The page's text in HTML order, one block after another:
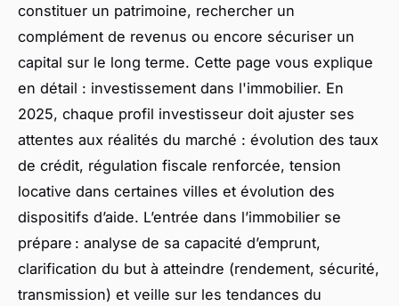
constituer un patrimoine, rechercher un
complément de revenus ou encore sécuriser un
capital sur le long terme. Cette page vous explique
en détail : investissement dans l'immobilier. En
2025, chaque profil investisseur doit ajuster ses
attentes aux réalités du marché : évolution des taux
de crédit, régulation fiscale renforcée, tension
locative dans certaines villes et évolution des
dispositifs d’aide. L’entrée dans l’immobilier se
prépare : analyse de sa capacité d’emprunt,
clarification du but à atteindre (rendement, sécurité,
transmission) et veille sur les tendances du